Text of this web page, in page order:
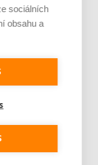
sociálních
obsahu a